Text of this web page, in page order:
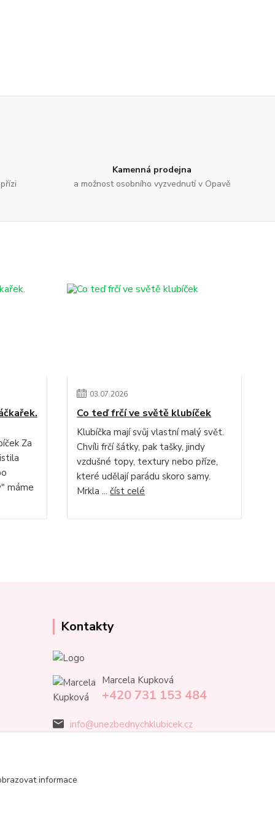
Kamenná prodejna
a možnost osobního vyzvednutí v Opavě
Za
máme
03.07.2026
Co teď frčí ve světě klubíček
Klubíčka mají svůj vlastní malý svět.
Chvíli frčí šátky, pak tašky, jindy
vzdušné topy, textury nebo příze,
které udělají parádu skoro samy.
Mrkla ...číst celé
Kontakty
Marcela Kupková
+420 731 153 484
info@unezbednychklubicek.cz
informace